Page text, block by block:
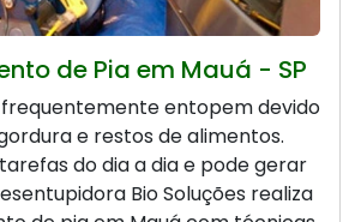
de Pia em Mauá - SP
frequentemente entopem devido
e restos de alimentos.
do dia a dia e pode gerar
Bio Soluções realiza